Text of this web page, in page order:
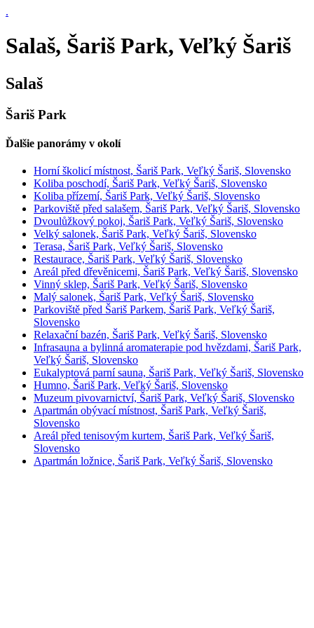
.
Salaš, Šariš Park, Veľký Šariš
Salaš
Šariš Park
Ďalšie panorámy v okolí
Horní školicí místnost, Šariš Park, Veľký Šariš, Slovensko
Koliba poschodí, Šariš Park, Veľký Šariš, Slovensko
Koliba přízemí, Šariš Park, Veľký Šariš, Slovensko
Parkoviště před salašem, Šariš Park, Veľký Šariš, Slovensko
Dvoulůžkový pokoj, Šariš Park, Veľký Šariš, Slovensko
Velký salonek, Šariš Park, Veľký Šariš, Slovensko
Terasa, Šariš Park, Veľký Šariš, Slovensko
Restaurace, Šariš Park, Veľký Šariš, Slovensko
Areál před dřevěnicemi, Šariš Park, Veľký Šariš, Slovensko
Vinný sklep, Šariš Park, Veľký Šariš, Slovensko
Malý salonek, Šariš Park, Veľký Šariš, Slovensko
Parkoviště před Šariš Parkem, Šariš Park, Veľký Šariš,
Slovensko
Relaxační bazén, Šariš Park, Veľký Šariš, Slovensko
Infrasauna a bylinná aromaterapie pod hvězdami, Šariš Park,
Veľký Šariš, Slovensko
Eukalyptová parní sauna, Šariš Park, Veľký Šariš, Slovensko
Humno, Šariš Park, Veľký Šariš, Slovensko
Muzeum pivovarnictví, Šariš Park, Veľký Šariš, Slovensko
Apartmán obývací místnost, Šariš Park, Veľký Šariš,
Slovensko
Areál před tenisovým kurtem, Šariš Park, Veľký Šariš,
Slovensko
Apartmán ložnice, Šariš Park, Veľký Šariš, Slovensko